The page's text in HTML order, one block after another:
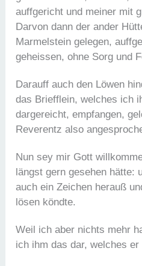
auffgericht und meiner mit
Darvon dann der ander
Marmelstein gelegen,
geheissen, ohne Sorg und
Darauff auch den Löwen
das Briefflein, welches ich
dargereicht, empfangen,
Reverentz also
Nun sey mir Gott
längst gern gesehen hätte:
auch ein Zeichen herauß
lösen köndte.
Weil ich aber nichts mehr
ich ihm das dar, welches